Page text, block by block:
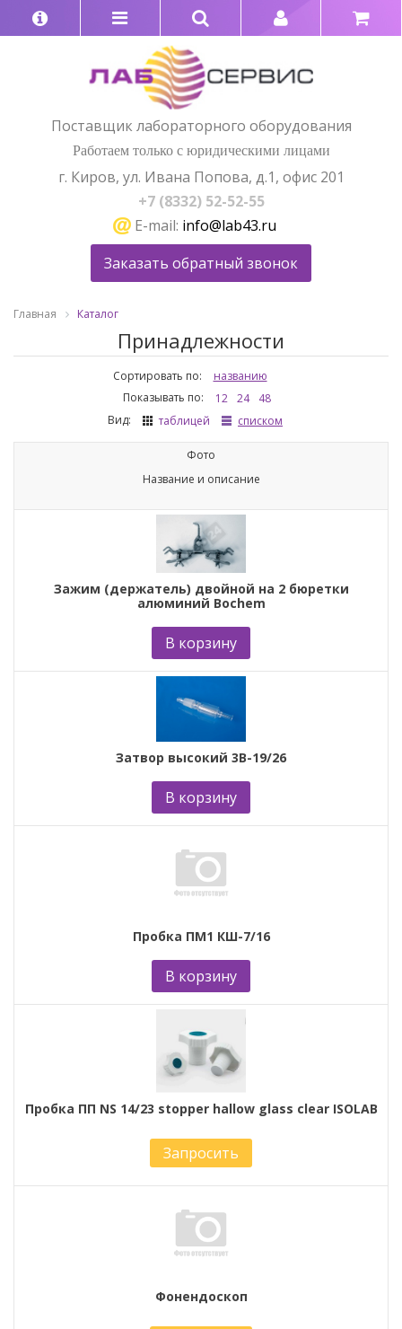
Поставщик лабораторного оборудования
Работаем только с юридическими лицами
г. Киров, ул. Ивана Попова, д.1, офис 201
+7 (8332) 52-52-55
E-mail: info@lab43.ru
Заказать обратный звонок
Главная Каталог
Принадлежности
Сортировать по:
названию
Показывать по:
12 24
48
Вид:
таблицей списком
Фото
Название и описание
Зажим (держатель) двойной на 2 бюретки
алюминий Bochem
В корзину
Затвор высокий 3В-19/26
В корзину
Пробка ПМ1 КШ-7/16
В корзину
Пробка ПП NS 14/23 stopper hallow glass clear ISOLAB
Запросить
Фонендоскоп